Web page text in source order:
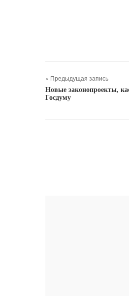
« Предыдущая запись
Новые законопроекты,
Госдуму